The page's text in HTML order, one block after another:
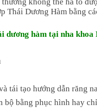
Thái Dương Hàm bằng
hàm tại nha khoa
tái tạo hướng dẫn răng
bộ bằng phục hình hay